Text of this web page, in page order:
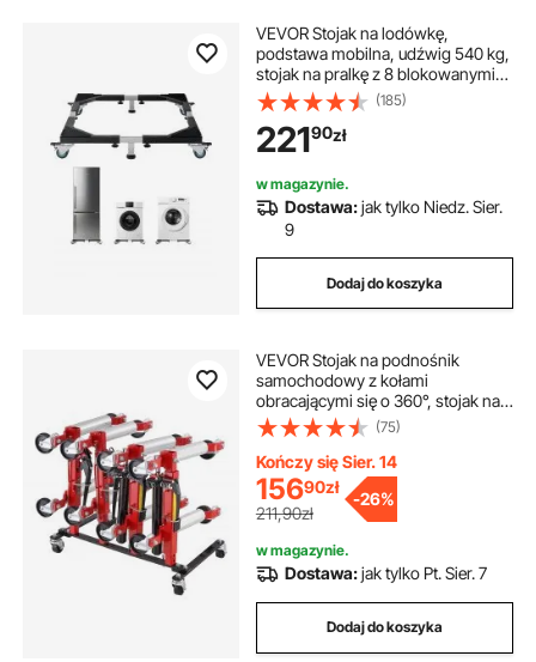
VEVOR Stojak na lodówkę,
podstawa mobilna, udźwig 540 kg,
stojak na pralkę z 8 blokowanymi
podwójnymi kołami i 4 hamulcami,
wózek transportowy 58-93 cm do
pralki, lodówki i suszarki
(185)
22190zł
w magazynie.
Dostawa:jak tylko Niedz. Sier.
9
Dodaj do koszyka
VEVOR Stojak na podnośnik
samochodowy z kołami
obracającymi się o 360°, stojak na
podnośnik z grzechotką
hydrauliczną, stojak z uchwytem na
podnośnik, pojemność 4
podnośników
(75)
Kończy się Sier. 14
15690zł
211,90zł
-26%
w magazynie.
Dostawa:jak tylko Pt. Sier. 7
Dodaj do koszyka